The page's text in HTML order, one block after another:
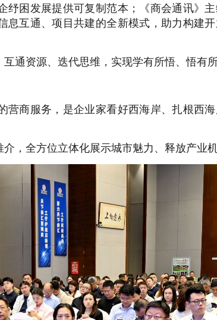
纾困发展提供可复制范本；《商会通讯》
息互通、项目共建的全新模式，助力构建
通资源、迭代思维，实现学有所悟、悟有所
营商服务，是企业家看好西海岸、扎根西
，全方位立体化展示城市魅力、释放产业机